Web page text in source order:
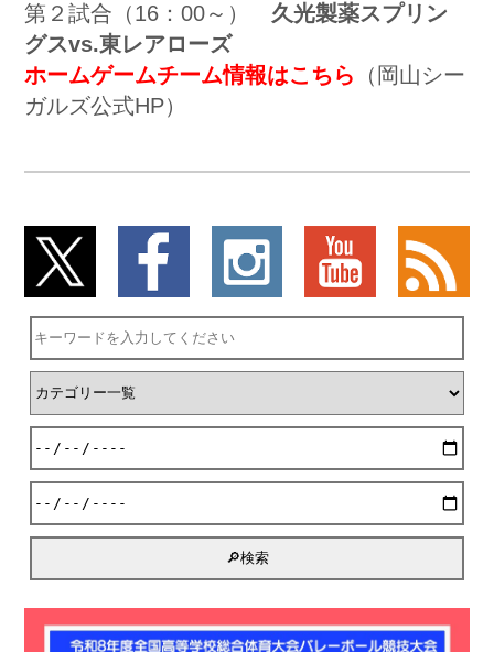
第２試合（16：00～） 久光製薬スプリン
グスvs.東レアローズ
ホームゲームチーム情報はこちら
（岡山シー
ガルズ公式HP）